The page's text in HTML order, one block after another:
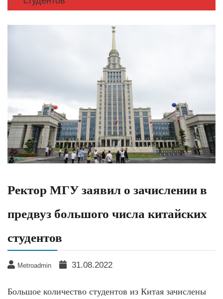
Ректор МГУ заявил о зачислении в
предвуз большого числа китайских
студентов
Metroadmin 31.08.2022
Большое количество студентов из Китая зачислены